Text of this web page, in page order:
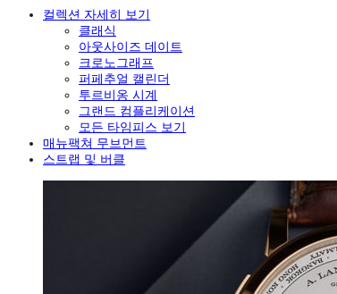
컬렉션 자세히 보기
클래식
아웃사이즈 데이트
크로노그래프
퍼페추얼 캘린더
투르비옹 시계
그랜드 컴플리케이션
모든 타임피스 보기
매뉴팩쳐 무브먼트
스트랩 및 버클